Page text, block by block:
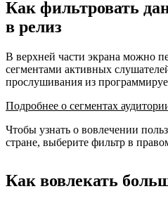
Как фильтровать
в релиз
В верхней части экрана можно
сегментами активных
прослушивания из
Подробнее о сегментах
Чтобы узнать о вовлечении
стране, выберите фильтр в
Как вовлекать